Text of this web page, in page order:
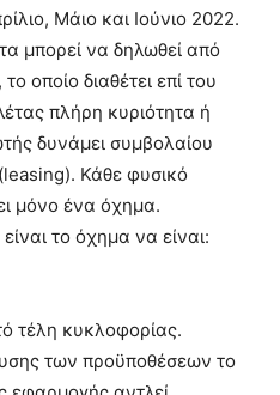
Μάιο και Ιούνιο 2022.
μπορεί να δηλωθεί από
οποίο διαθέτει επί του
πλήρη κυριότητα ή
δυνάμει συμβολαίου
Κάθε φυσικό
μόνο ένα όχημα.
το όχημα να είναι:
τέλη κυκλοφορίας.
των προϋποθέσεων το